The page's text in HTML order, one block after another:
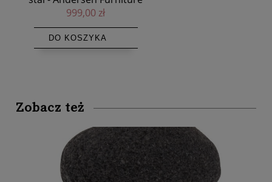
DO KOSZYKA
Zobacz też